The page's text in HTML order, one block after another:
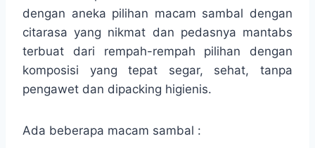
dengan aneka pilihan macam sambal dengan
citarasa yang nikmat dan pedasnya mantabs
terbuat dari rempah-rempah pilihan dengan
komposisi yang tepat segar, sehat, tanpa
pengawet dan dipacking higienis.
Ada beberapa macam sambal :